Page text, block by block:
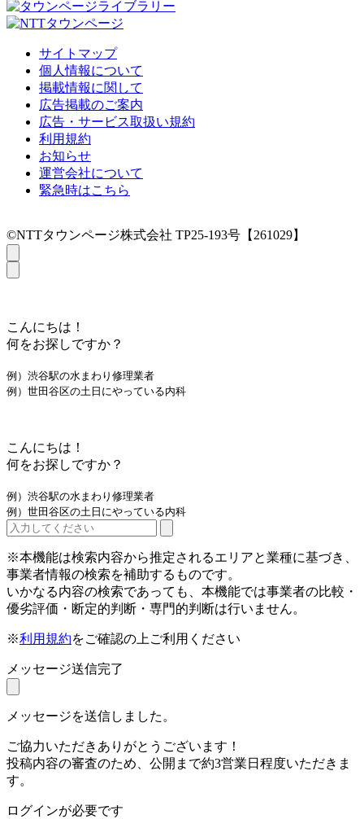
サイトマップ
個人情報について
掲載情報に関して
広告掲載のご案内
広告・サービス取扱い規約
利用規約
お知らせ
運営会社について
緊急時はこちら
©NTTタウンページ株式会社 TP25-193号【261029】
こんにちは！
何をお探しですか？
例）渋谷駅の水まわり修理業者
例）世田谷区の土日にやっている内科
こんにちは！
何をお探しですか？
例）渋谷駅の水まわり修理業者
例）世田谷区の土日にやっている内科
※本機能は検索内容から推定されるエリアと業種に基づき、
事業者情報の検索を補助するものです。
いかなる内容の検索であっても、本機能では事業者の比較・
優劣評価・断定的判断・専門的判断は行いません。
※利用規約をご確認の上ご利用ください
メッセージ送信完了
メッセージを送信しました。
ご協力いただきありがとうございます！
投稿内容の審査のため、公開まで約3営業日程度いただきま
す。
ログインが必要です